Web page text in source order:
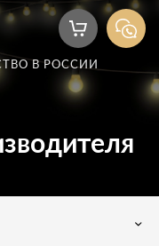
В РОССИИ